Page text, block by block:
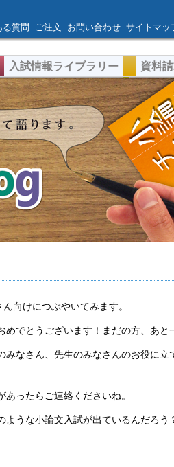
る質問 ご注文 お問い合わせ サイトマッ
入試情報ライブラリー 資料
向けにつぶやいてみます。
でとうございます！まだの方、あと
なさん、先生のみなさんのお役に立
ったらご連絡くださいね。
ような小論文入試が出ているんだろう